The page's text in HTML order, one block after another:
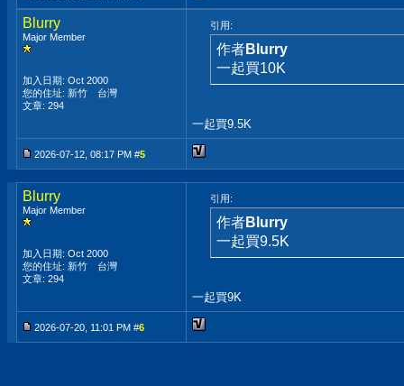
Blurry
Major Member
加入日期: Oct 2000
您的住址: 新竹 台灣
文章: 294
引用:
作者Blurry
一起買10K
一起買9.5K
2026-07-12, 08:17 PM #5
Blurry
Major Member
加入日期: Oct 2000
您的住址: 新竹 台灣
文章: 294
引用:
作者Blurry
一起買9.5K
一起買9K
2026-07-20, 11:01 PM #6